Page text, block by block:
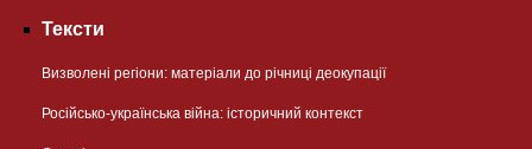
Тексти
Визволені регіони: матеріали до річниці деокупації
Російсько-українська війна: історичний контекст